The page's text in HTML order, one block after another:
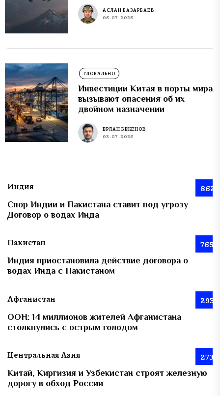
АСЛАН БАЗАРБАЕВ
06.07.2026
ГЛОБАЛЬНО
Инвестиции Китая в порты мира
вызывают опасения об их
двойном назначении
ЕРЛАН БЕКЕНОВ
03.07.2026
Индия 862
Спор Индии и Пакистана ставит под угрозу
Договор о водах Инда
Пакистан 765
Индия приостановила действие договора о
водах Инда с Пакистаном
Афганистан 293
ООН: 14 миллионов жителей Афганистана
столкнулись с острым голодом
Центральная Азия 273
Китай, Киргизия и Узбекистан строят железную
дорогу в обход России